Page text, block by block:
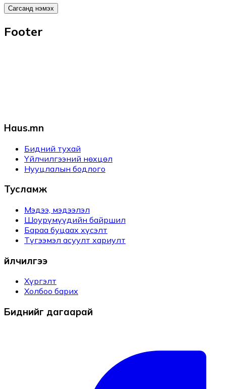
Сагсанд нэмэх
Footer
Haus.mn
Бидний тухай
Үйлчилгээний нөхцөл
Нууцлалын бодлого
Тусламж
Мэдээ, мэдээлэл
Шоурүмүүдийн байршил
Бараа буцаах хүсэлт
Түгээмэл асуулт хариулт
Үйлчилгээ
Хүргэлт
Холбоо барих
Биднийг дагаарай